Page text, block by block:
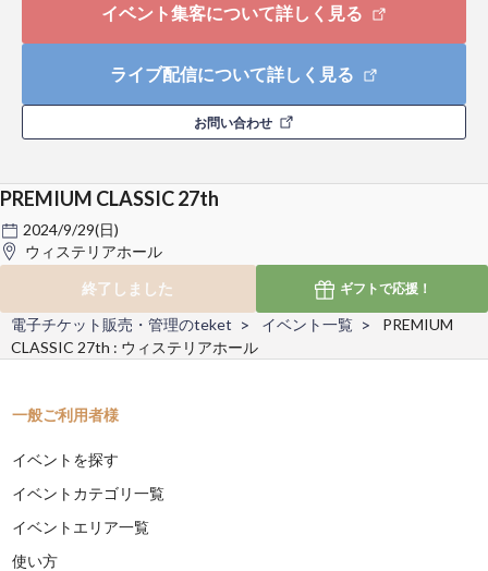
イベント集客について詳しく見る
ライブ配信について詳しく見る
お問い合わせ
PREMIUM CLASSIC 27th
2024/9/29(日)
ウィステリアホール
終了しました
ギフトで応援！
電子チケット販売・管理のteket イベント一覧
PREMIUM
CLASSIC 27th : ウィステリアホール
一般ご利用者様
イベントを探す
イベントカテゴリ一覧
イベントエリア一覧
使い方